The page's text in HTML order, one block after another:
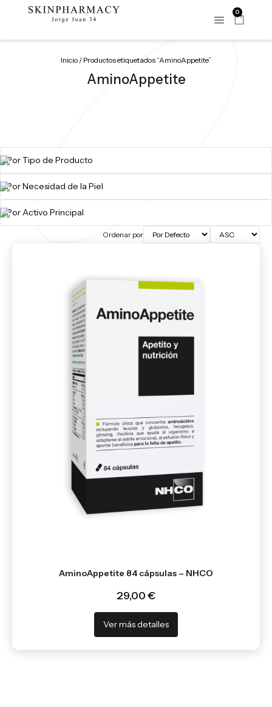
0
Inicio / Productos etiquetados “AminoAppetite”
AminoAppetite
Ordenar por
AminoAppetite 84 cápsulas – NHCO
29,00 €
Ver más detalles